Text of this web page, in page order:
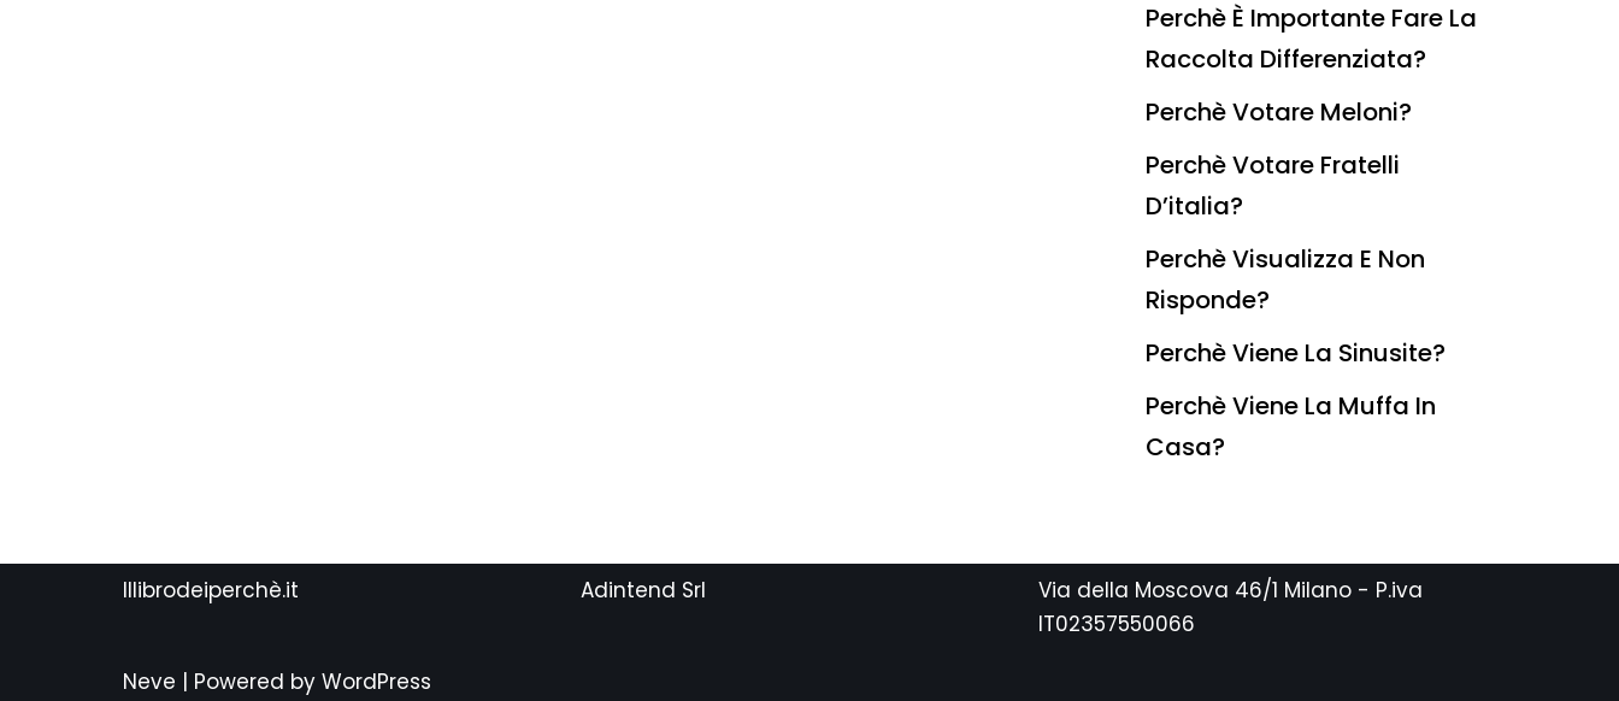
Perchè È Importante Fare La
Raccolta Differenziata?
Perchè Votare Meloni?
Perchè Votare Fratelli
D’italia?
Perchè Visualizza E Non
Risponde?
Perchè Viene La Sinusite?
Perchè Viene La Muffa In
Casa?
Illibrodeiperchè.it Adintend Srl
Via della Moscova 46/1 Milano - P.iva
IT02357550066
Neve | Powered by WordPress